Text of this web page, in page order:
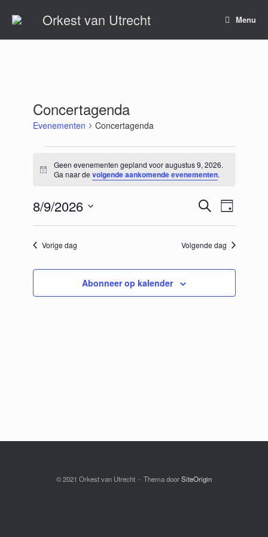
naar
inhoud
Orkest van Utrecht Menu
Concertagenda
Evenementen Concertagenda
augustus
Bericht
Geen evenementen gepland voor augustus 9, 2026.
Ga naar de volgende aankomende evenementen.
Evenementen
Zoeken
en
navigatie
ZoekenEvenement
weergaven
navigatie
Dag
8/9/2026
datum.
Vorige dag Volgende dag
Abonneer op kalender
© 2021 Orkest van Utrecht Thema doorSiteOrigin